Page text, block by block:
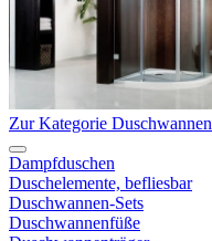
Zur Kategorie Duschwannen
Dampfduschen
Duschelemente, befliesbar
Duschwannen-Sets
Duschwannenfüße